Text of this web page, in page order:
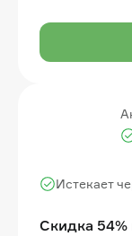
Скидка 54%
Истекает